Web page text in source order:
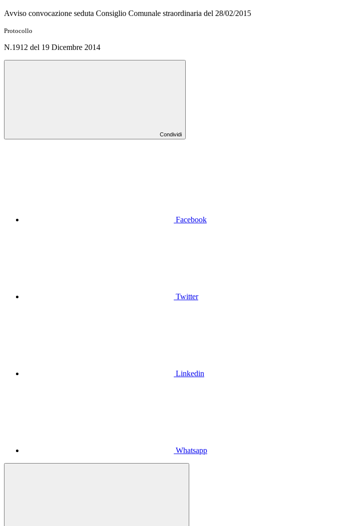
Avviso convocazione seduta Consiglio Comunale straordinaria del 28/02/2015
Protocollo
N.1912 del 19 Dicembre 2014
Condividi
Facebook
Twitter
Linkedin
Whatsapp